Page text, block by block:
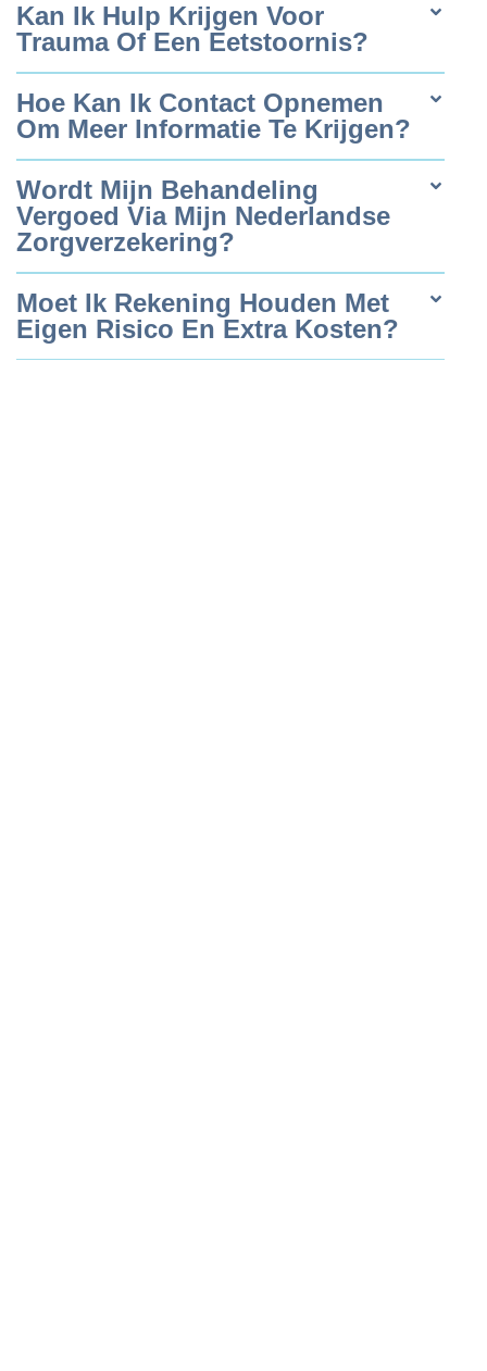
Kan Ik Hulp Krijgen Voor
Trauma Of Een Eetstoornis?
Hoe Kan Ik Contact Opnemen
Om Meer Informatie Te Krijgen?
Wordt Mijn Behandeling
Vergoed Via Mijn Nederlandse
Zorgverzekering?
Moet Ik Rekening Houden Met
Eigen Risico En Extra Kosten?